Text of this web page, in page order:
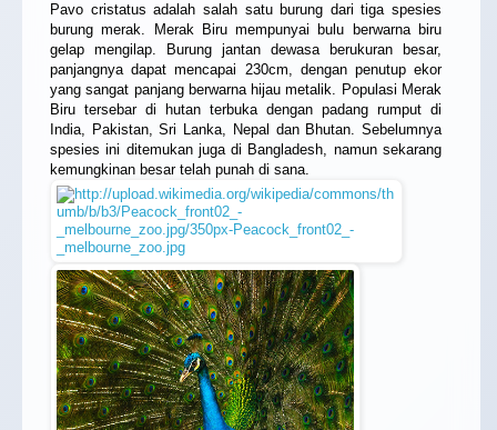
Pavo cristatus adalah salah satu burung dari tiga spesies
burung merak. Merak Biru mempunyai bulu berwarna biru
gelap mengilap. Burung jantan dewasa berukuran besar,
panjangnya dapat mencapai 230cm, dengan penutup ekor
yang sangat panjang berwarna hijau metalik. Populasi Merak
Biru tersebar di hutan terbuka dengan padang rumput di
India, Pakistan, Sri Lanka, Nepal dan Bhutan. Sebelumnya
spesies ini ditemukan juga di Bangladesh, namun sekarang
kemungkinan besar telah punah di sana.